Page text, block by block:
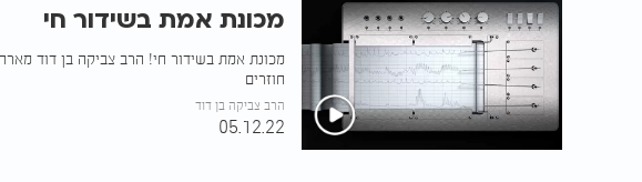
מכונת אמת בשידור חי
מכונת אמת בשידור חי! הרב צביקה בן דוד
חוזרים
הרב צביקה בן דוד
05.12.22